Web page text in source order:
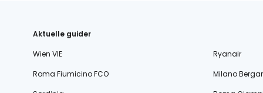
Aktuelle guider
Wien VIE
Ryanair
Roma Fiumicino FCO
Milano